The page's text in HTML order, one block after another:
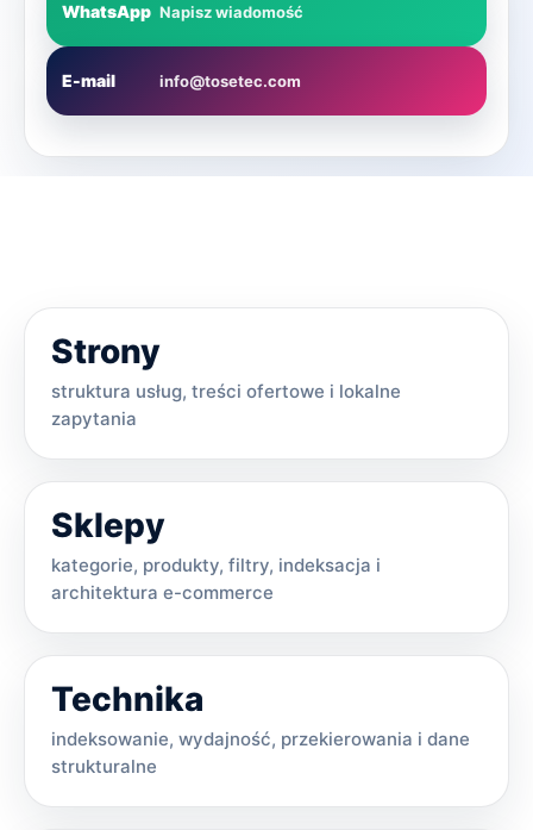
WhatsApp Napisz wiadomość
E-mail info@tosetec.com
Strony
struktura usług, treści ofertowe i lokalne
zapytania
Sklepy
kategorie, produkty, filtry, indeksacja i
architektura e-commerce
Technika
indeksowanie, wydajność, przekierowania i dane
strukturalne